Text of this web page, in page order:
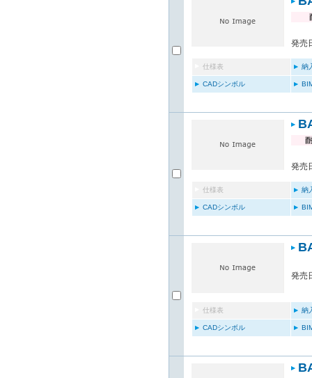
発売
仕様表 納
CADシンボル
発売
仕様表 納
CADシンボル
発売
仕様表 納
CADシンボル